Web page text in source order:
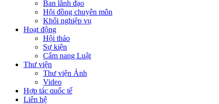
Ban lãnh đạo
Hội đồng chuyên môn
Khối nghiệp vụ
Hoạt động
Hội thảo
Sự kiện
Cẩm nang Luật
Thư viện
Thư viện Ảnh
Video
Hợp tác quốc tế
Liên hệ